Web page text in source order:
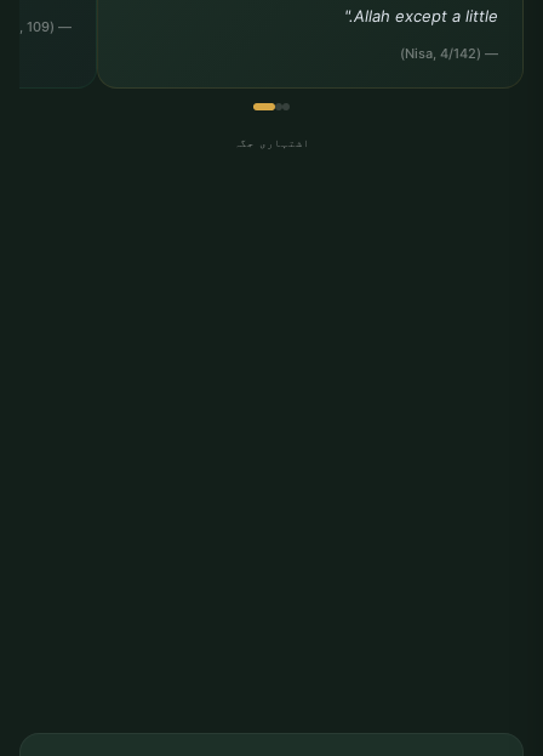
Allah except a little."
— (Nisa, 4/142)
— (Tirmidhi, Da?awat, 109)
اشتہاری جگہ